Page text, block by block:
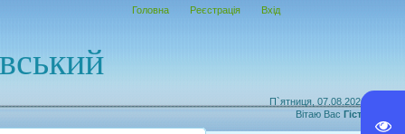
П`ятниця, 07.08.2026, 03:30
Вітаю Вас Гість
Головна Реєстрація Вхід